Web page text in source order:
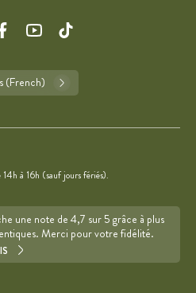
(French)
à 16h (sauf jours fériés).
une note de 4,7 sur 5 grâce à plus
Merci pour votre fidélité.